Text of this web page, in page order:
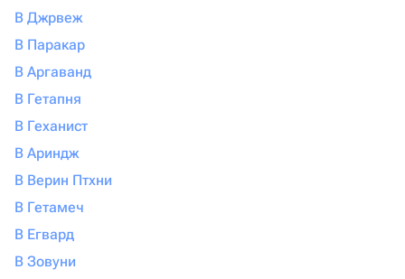
В Джрвеж
В Паракар
В Аргаванд
В Гетапня
В Геханист
В Ариндж
В Верин Птхни
В Гетамеч
В Егвард
В Зовуни